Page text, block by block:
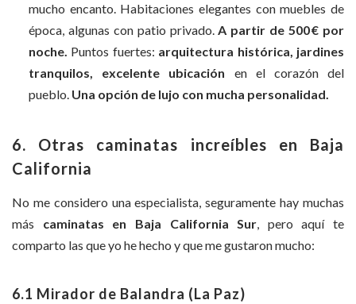
mucho encanto. Habitaciones elegantes con muebles de
época, algunas con patio privado.A partir de 500 € por
noche. Puntos fuertes: arquitectura histórica, jardines
tranquilos, excelente ubicación en el corazón del
pueblo. Una opción de lujo con mucha personalidad.
6. Otras caminatas increíbles en Baja
California
No me considero una especialista, seguramente hay muchas
más caminatas en Baja California Sur, pero aquí te
comparto las que yo he hecho y que me gustaron mucho:
6.1 Mirador de Balandra (La Paz)